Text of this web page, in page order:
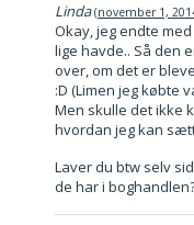
Linda november 1,
Okay, jeg endte
lige havde.. Så den
over, om det er
:D (Limen jeg købte
Men skulle det ikke
hvordan jeg kan
Laver du btw selv
de har i